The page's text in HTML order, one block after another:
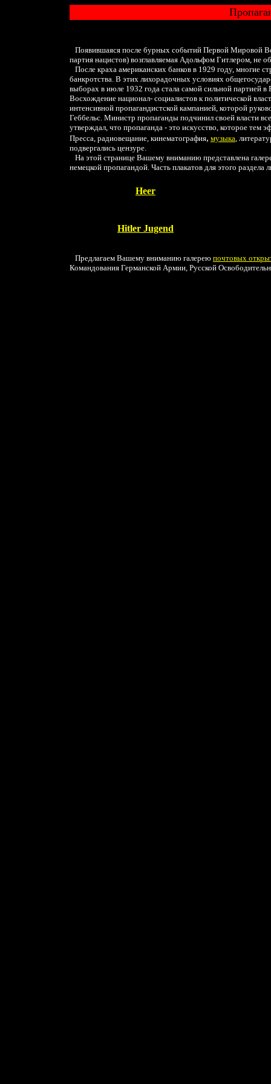
Появившаяся после бурных событий Первой Мировой
партия нацистов) возглавляемая Адольфом Гитлером, не
После краха американских банков в 1929 году, многие
банкротства. В этих лихорадочных условиях
выборах в июле 1932 года стала самой сильной партией в
Восхождение национал- социалистов к политической
интенсивной пропагандистской кампанией, которой
Геббельс. Министр пропаганды подчинил своей власти
утверждал, что пропаганда - это искусство, которое
Пресса, радиовещание, кинематография, музыка,
подвергались цензуре.
На этой странице Вашему вниманию представлена
немецкой пропагандой. Часть плакатов для этого
Нееr
Hitler Jugend
Предлагаем Вашему вниманию галерею почтовых
Командования Германской Армии, Русской